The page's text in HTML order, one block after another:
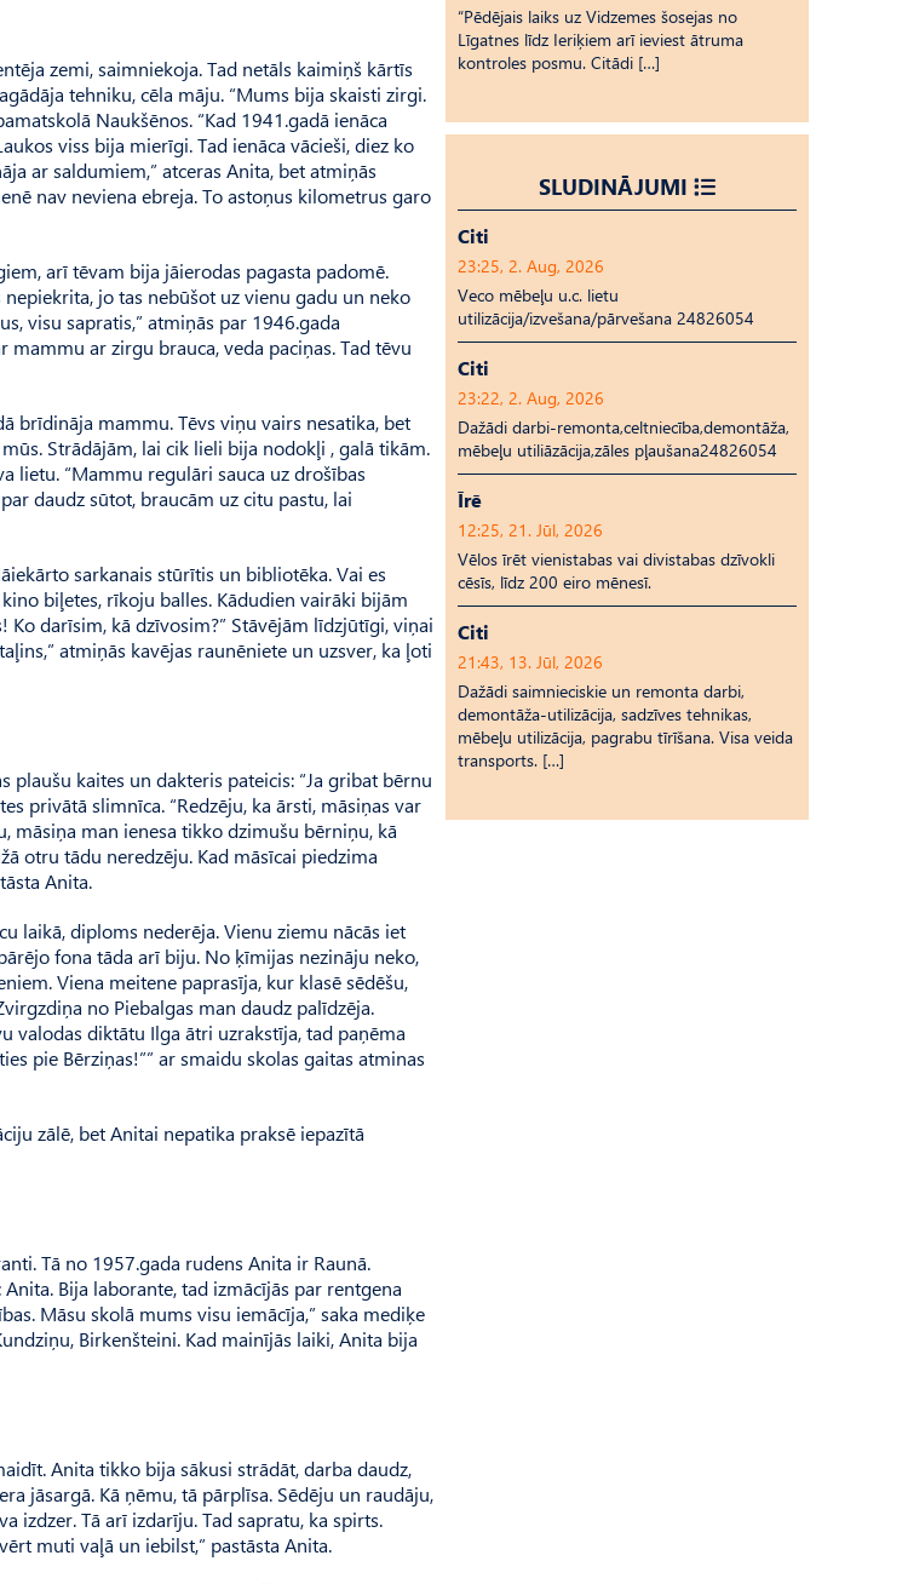
zemi, saimniekoja. Tad netāls kaimiņš kārtīs
tehniku, cēla māju. “Mums bija skaisti zirgi.
Nauk­šēnos. “Kad 1941.gadā ienāca
viss bija mierīgi. Tad ienāca vācieši, diez ko
ar saldumiem,” atceras Anita, bet atmiņās
nav neviena ebreja. To astoņus kilometrus garo
arī tēvam bija jāierodas pagasta padomē.
jo tas nebūšot uz vienu gadu un neko
visu sapratis,” atmiņās par 1946.gada
ar zirgu brauca, veda paciņas. Tad tēvu
brīdināja mammu. Tēvs viņu vairs nesatika, bet
Strādājām, lai cik lieli bija nodokļi , galā tikām.
lietu. “Mammu regulāri sauca uz drošības
daudz sūtot, braucām uz citu pastu, lai
sarkanais stūrītis un bibliotēka. Vai es
biļetes, rīkoju balles. Kādudien vairāki bijām
darīsim, kā dzīvosim?” Stāvējām līdzjūtīgi, viņai
atmiņās kavējas raunēniete un uzsver, ka ļoti
kaites un dakteris pateicis: “Ja gribat bērnu
privātā slimnīca. “Redzēju, ka ārsti, māsiņas var
māsiņa man ienesa tikko dzimušu bērniņu, kā
otru tādu neredzēju. Kad māsīcai piedzima
Anita.
laikā, diploms nederēja. Vienu ziemu nācās iet
fona tāda arī biju. No ķīmijas nezināju neko,
Viena meitene paprasīja, kur klasē sēdēšu,
no Piebalgas man daudz palīdzēja.
valodas diktātu Ilga ātri uzrakstīja, tad paņēma
pie Bērziņas!”” ar smaidu skolas gaitas atminas
zālē, bet Anitai nepatika praksē iepazītā
Tā no 1957.gada rudens Anita ir Raunā.
Bija laborante, tad izmācījās par rentgena
Māsu skolā mums visu iemācīja,” saka mediķe
Birkenšteini. Kad mainījās laiki, Anita bija
Anita tikko bija sākusi strādāt, darba daudz,
jāsargā. Kā ņēmu, tā pārplīsa. Sēdēju un raudāju,
izdzer. Tā arī izdarīju. Tad sapratu, ka spirts.
muti vaļā un iebilst,” pastāsta Anita.
“Pēdējais laiks uz Vid­ze­mes šosejas no
Līgatnes līdz Ieriķiem arī ieviest ātruma
kontroles posmu. Citādi […]
SLUDINĀJUMI
Citi
23:25, 2. Aug, 2026
Veco mēbeļu u.c. lietu
utilizācija/izvešana/pārvešana 24826054
Citi
23:22, 2. Aug, 2026
Dažādi darbi-remonta,celtniecība,demontāža,
mēbeļu utiliāzācija,zāles pļaušana24826054
Īrē
12:25, 21. Jūl, 2026
Vēlos īrēt vienistabas vai divistabas dzīvokli
cēsīs, līdz 200 eiro mēnesī.
Citi
21:43, 13. Jūl, 2026
Dažādi saimnieciskie un remonta darbi,
demontāža-utilizācija, sadzīves tehnikas,
mēbeļu utilizācija, pagrabu tīrīšana. Visa veida
transports. […]